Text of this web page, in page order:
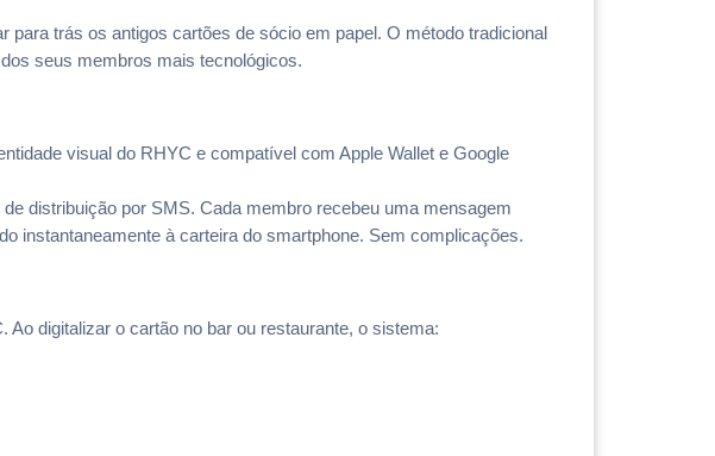
trás os antigos cartões de sócio em papel. O método tradicional
seus membros mais tecnológicos.
visual do RHYC e compatível com Apple Wallet e Google
distribuição por SMS. Cada membro recebeu uma mensagem
instantaneamente à carteira do smartphone. Sem complicações.
digitalizar o cartão no bar ou restaurante, o sistema: